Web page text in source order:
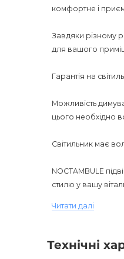
комфортне і
Завдяки різному
для вашого
Гарантія на
Можливість
цього необхідно
Світильник має
NOCTAMBULE
стилю у вашу
Він прекрасно
Поєднання металу
Читати далі
Технічні